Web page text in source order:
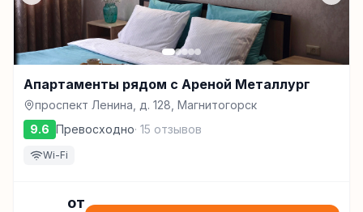
Апартаменты рядом с Ареной Металлург
проспект Ленина, д. 128, Магнитогорск
9.6 Превосходно· 15 отзывов
Wi-Fi
от